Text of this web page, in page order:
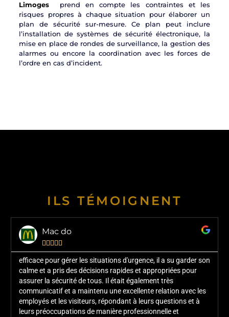
Limoges prend en compte les contraintes et les
risques propres à chaque situation pour élaborer un
plan de sécurité sur-mesure. Ce plan peut inclure
l’installation de systèmes de sécurité électronique, la
mise en place de rondes de surveillance, la gestion des
alarmes ou encore la coordination avec les forces de
l’ordre en cas d’incident.
ILS TÉMOIGNENT
Mac do
    
efficace pour gérer les situations d'urgence, il a su garder son
calme et a pris des décisions rapides et appropriées pour
assurer la sécurité de tous. Il était également très
communicatif et a maintenu une excellente relation avec les
employés et les visiteurs, répondant à leurs questions et à
leurs préoccupations de manière professionnelle et